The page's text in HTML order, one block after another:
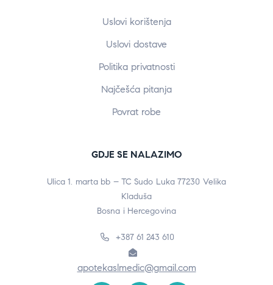
Uslovi korištenja
Uslovi dostave
Politika privatnosti
Najčešća pitanja
Povrat robe
GDJE SE NALAZIMO
Ulica 1. marta bb – TC Sudo Luka 77230 Velika
Kladuša
Bosna i Hercegovina
+387 61 243 610
apotekaslmedic@gmail.com